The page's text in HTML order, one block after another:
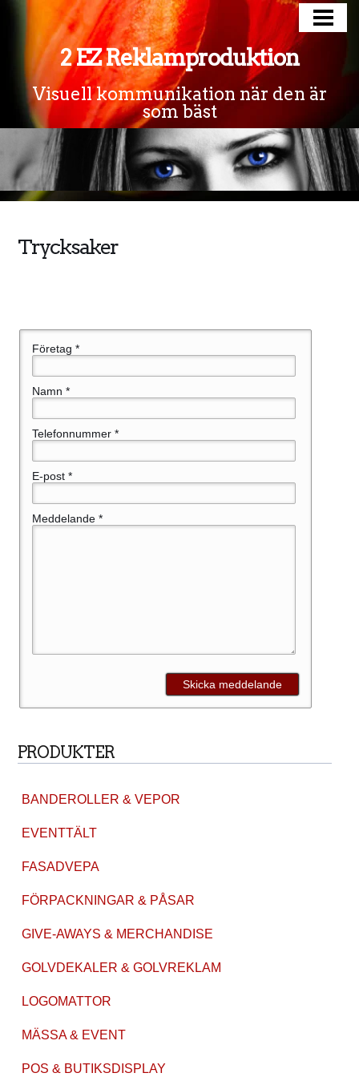
PRODUKTER
EXPRESSLEVERANS
SÅ ARBETAR VI
TRYCKUNDERLAG
OM OSS
2 EZ Reklamproduktion
Visuell kommunikation när den är
som bäst
Trycksaker
Företag *
Namn *
Telefonnummer *
E-post *
Meddelande *
PRODUKTER
BANDEROLLER & VEPOR
EVENTTÄLT
FASADVEPA
FÖRPACKNINGAR & PÅSAR
GIVE-AWAYS & MERCHANDISE
GOLVDEKALER & GOLVREKLAM
LOGOMATTOR
MÄSSA & EVENT
POS & BUTIKSDISPLAY